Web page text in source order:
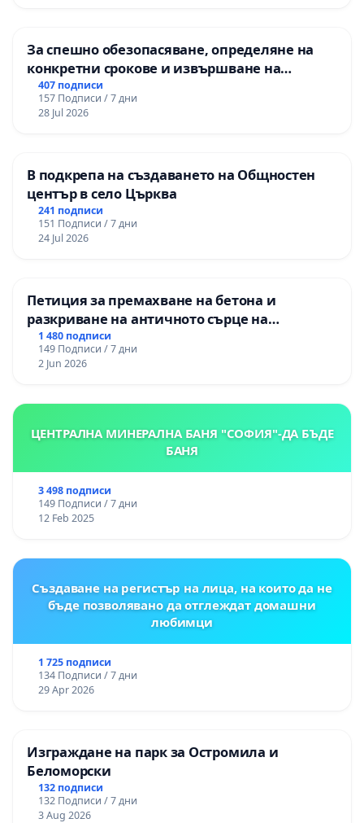
За спешно обезопасяване, определяне на
конкретни срокове и извършване на
цялостна рехабилитация на
републиканския път между пътен възел АМ
„Тракия“ - гр. Ихтиман - с. Мирово - к.к.
407 подписи
157 Подписи / 7 дни
28 Jul 2026
В подкрепа на създаването на Общностен
център в село Църква
241 подписи
151 Подписи / 7 дни
24 Jul 2026
Петиция за премахване на бетона и
разкриване на античното сърце на
Могиланската могила във Враца
1 480 подписи
149 Подписи / 7 дни
2 Jun 2026
ЦЕНТРАЛНА МИНЕРАЛНА БАНЯ "СОФИЯ"-ДА БЪДЕ
БАНЯ
3 498 подписи
149 Подписи / 7 дни
12 Feb 2025
Създаване на регистър на лица, на които да не
бъде позволявано да отглеждат домашни
любимци
1 725 подписи
134 Подписи / 7 дни
29 Apr 2026
Изграждане на парк за Остромила и
Беломорски
132 подписи
132 Подписи / 7 дни
3 Aug 2026